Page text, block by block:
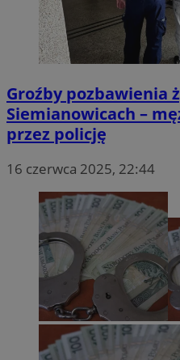
Groźby pozbawienia
Siemianowicach –
przez policję
16 czerwca 2025, 22:44